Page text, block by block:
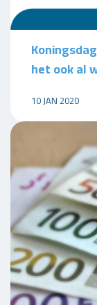
het ook al
10 JAN 2020